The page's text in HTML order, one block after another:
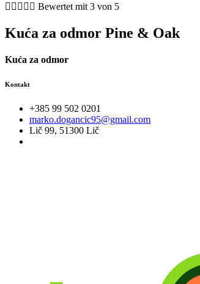
     Bewertet mit 3 von 5
Kuća za odmor Pine & Oak
Kuća za odmor
Kontakt
+385 99 502 0201
marko.dogancic95@gmail.com
Lič 99, 51300 Lič